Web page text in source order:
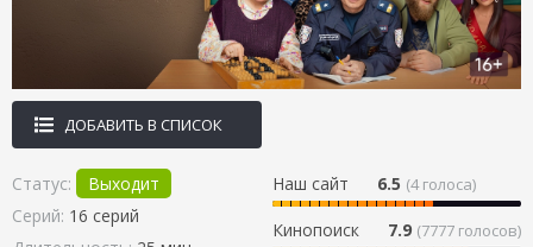
ДОБАВИТЬ В СПИСОК
Наш сайт 6.5 (4голоса)
Кинопоиск 7.9 (7777 голосов)
Статус:
Выходит
Серий: 16 серий